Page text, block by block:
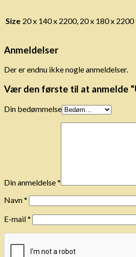
Size 20 x 140 x 2200, 20 x 180 x 2200
Anmeldelser
Der er endnu ikke nogle anmeldelser.
Vær den første til at anmelde
Din bedømmelse
Din anmeldelse*
Navn*
E-mail*